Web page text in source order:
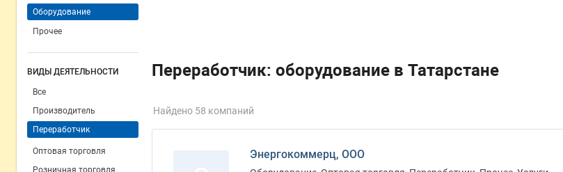
Оборудование
Прочее
ВИДЫ ДЕЯТЕЛЬНОСТИ
Все
Производитель
Переработчик
Оптовая торговля
Розничная торговля
Переработчик: оборудование в Татарстане
Найдено 58 компаний
Энергокоммерц, ООО